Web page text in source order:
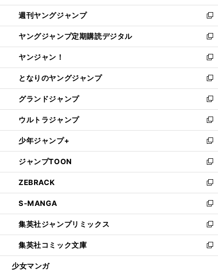
開
く
ウ
で
開
く
ン
ド
ウ
で
開
く
ウ
ィ
ン
ド
ウ
で
開
く
週刊ヤングジャンプ
新
し
い
ウ
ィ
ン
ド
ウ
で
開
く
ヤングジャンプ定期購読デジタル
新
し
い
ウ
ィ
ン
ド
ウ
で
開
く
ヤンジャン！
新
し
い
ウ
ィ
ン
ド
ウ
で
開
く
となりのヤングジャンプ
新
し
い
ウ
ィ
ン
ド
ウ
で
開
く
グランドジャンプ
新
し
い
ウ
ィ
ン
ド
ウ
で
開
く
ウルトラジャンプ
新
し
い
ウ
ィ
ン
ド
ウ
で
開
く
少年ジャンプ+
新
し
い
ウ
ィ
ン
ド
ウ
で
開
く
ジャンプTOON
新
し
い
ウ
ィ
ン
ド
ウ
で
開
ZEBRACK
新
し
い
ウ
ィ
ン
ド
ウ
S-MANGA
新
し
い
ウ
ィ
ン
集英社ジャンプリミックス
新
し
い
ウ
集英社コミック文庫
新
し
少女マンガ